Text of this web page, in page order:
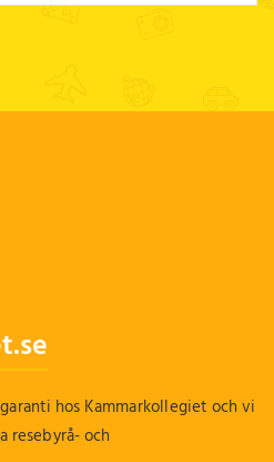
hos Kammarkollegiet och vi
resebyrå- och